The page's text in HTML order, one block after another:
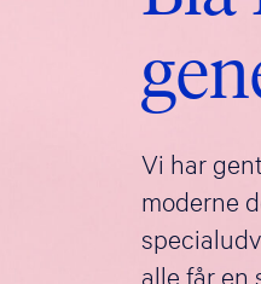
Vi har
moderne
alle får en